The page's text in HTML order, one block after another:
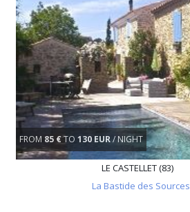
FROM 85 €TO 130 EUR/ NIGHT
LE CASTELLET (83)
La Bastide des Sources